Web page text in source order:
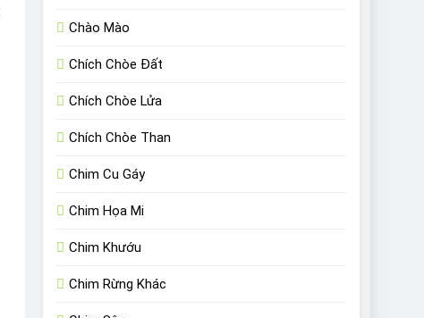
Chào Mào
Chích Chòe Đất
Chích Chòe Lửa
Chích Chòe Than
Chim Cu Gáy
Chim Họa Mi
Chim Khướu
Chim Rừng Khác